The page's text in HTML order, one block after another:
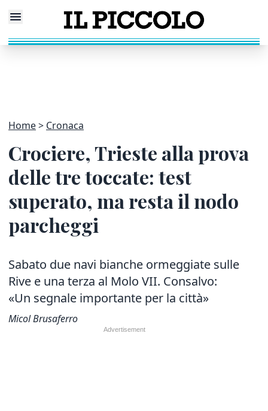
Home Cronaca
Crociere, Trieste alla prova
delle tre toccate: test
superato, ma resta il nodo
parcheggi
Sabato due navi bianche ormeggiate sulle
Rive e una terza al Molo VII. Consalvo:
«Un segnale importante per la città»
Micol Brusaferro